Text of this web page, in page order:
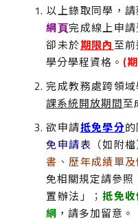
以上錄取同學，
網⾴完成線上申
卻未於期限內至
學分學程資格。 (
完成教務處跨領
課系統開放期間至
欲申請抵免學分
免申請表 （如附
書、歷年成績單
免相關規定請參照
置辦法」 ； 抵免
網 ，請多加留意。